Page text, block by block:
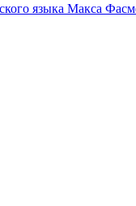
языка Макса